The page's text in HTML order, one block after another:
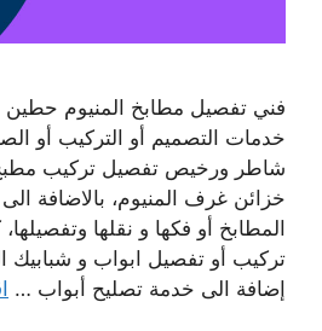
فني تفصيل مطابخ المنيوم حطين
خدمات التصميم أو التركيب أو
شاطر ورخيص تفصيل تركيب
خزائن غرف المنيوم، بالاضافة
المطابخ أو فكها و نقلها
تركيب أو تفصيل ابواب و شبابيك
إضافة الى خدمة تصليح أبواب …